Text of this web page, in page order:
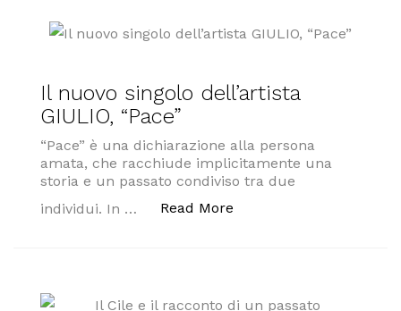
Il nuovo singolo dell’artista
GIULIO, “Pace”
“Pace” è una dichiarazione alla persona
amata, che racchiude implicitamente una
storia e un passato condiviso tra due
individui. In …
Read More